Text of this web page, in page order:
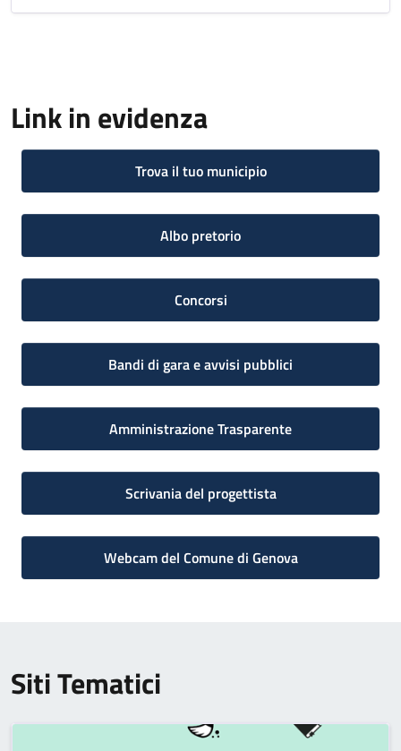
Link in evidenza
Trova il tuo municipio
Albo pretorio
Concorsi
Bandi di gara e avvisi pubblici
Amministrazione Trasparente
Scrivania del progettista
Webcam del Comune di Genova
Siti Tematici